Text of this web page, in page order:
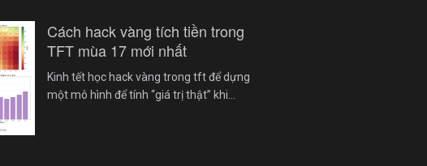
Cách hack vàng tích tiền trong
TFT mùa 17 mới nhất
Kinh tết học hack vàng trong tft để dựng
một mô hình để tính “giá trị thật” khi…